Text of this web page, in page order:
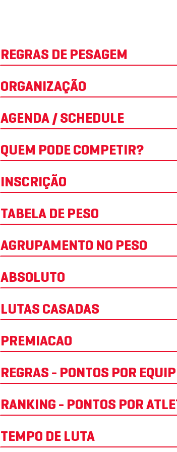
REGRAS DE PESAGEM
ORGANIZAÇÃO
AGENDA / SCHEDULE
QUEM PODE COMPETIR?
INSCRIÇÃO
TABELA DE PESO
AGRUPAMENTO NO PESO
ABSOLUTO
LUTAS CASADAS
PREMIACAO
REGRAS - PONTOS POR
RANKING - PONTOS POR
TEMPO DE LUTA